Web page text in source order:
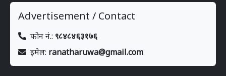
Advertisement / Contact
फोन नं.: ९८४८४६३१७६
इमेल: ranatharuwa@gmail.com